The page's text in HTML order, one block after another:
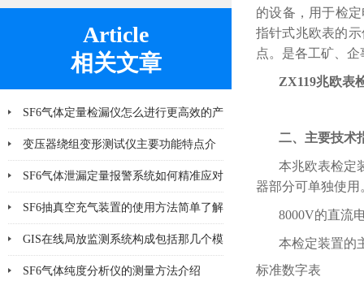
Article
相关文章
SF6气体定量检漏仪怎么进行更高效的产
品检漏?
变压器绕组变形测试仪主要功能特点介
绍
SF6气体泄漏定量报警系统如何精准应对
泄漏风险？
SF6抽真空充气装置的使用方法简单了解
一下
GIS在线局放监测系统构成包括那几个模
块
SF6气体纯度分析仪的测量方法介绍
的设备，用于检
指针式兆欧表的
点。是各工矿、
ZX119兆欧表
二、主要技术
本兆欧表检定
器部分可单独使
8000V的直流
本检定装置的
标准数字表